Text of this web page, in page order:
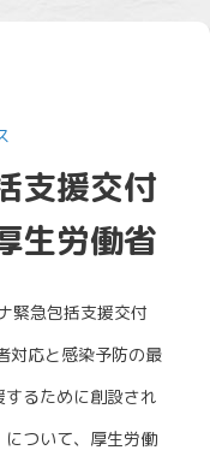
支援交付
生労働省
急包括支援交付
応と感染予防の最
るために創設され
ついて、厚生労働